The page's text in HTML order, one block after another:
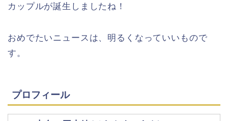
カップルが誕生しましたね！
おめでたいニュースは、明るくなっていいもので
す。
プロフィール